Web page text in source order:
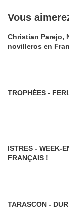
Vous
Christian Parejo,
novilleros en
TROPHÉES -
ISTRES - WEEK-
FRANÇAIS !
TARASCON -